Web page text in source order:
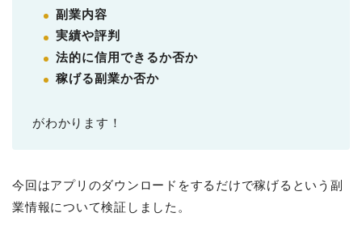
副業内容
実績や評判
法的に信用できるか否か
稼げる副業か否か
がわかります！
今回はアプリのダウンロードをするだけで稼げるという副
業情報について検証しました。